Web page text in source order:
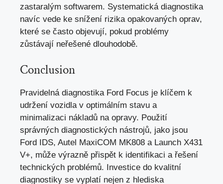
zastaralým softwarem. Systematická diagnostika
navíc vede ke snížení rizika opakovaných oprav,
které se často objevují, pokud problémy
zůstávají neřešené dlouhodobě.
Conclusion
Pravidelná diagnostika Ford Focus je klíčem k
udržení vozidla v optimálním stavu a
minimalizaci nákladů na opravy. Použití
správných diagnostických nástrojů, jako jsou
Ford IDS, Autel MaxiCOM MK808 a Launch X431
V+, může výrazně přispět k identifikaci a řešení
technických problémů. Investice do kvalitní
diagnostiky se vyplatí nejen z hlediska